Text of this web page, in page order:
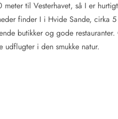
til Vesterhavet, så I er
finder I i Hvide Sande, cirka
butikker og gode
i den smukke natur.